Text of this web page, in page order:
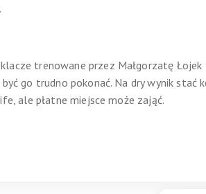
trenowane przez Małgorzatę
go trudno pokonać. Na dry wynik stać
ale płatne miejsce może zająć.